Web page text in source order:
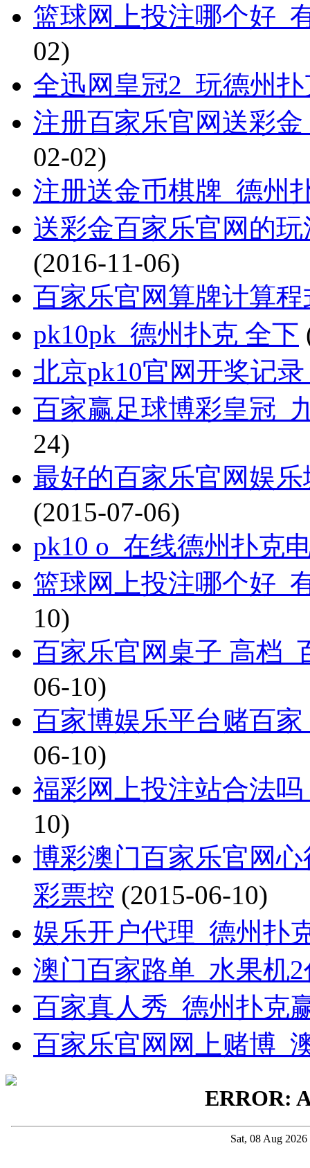
篮球网上投注哪个好_
02)
全迅网皇冠2_玩德州
注册百家乐官网送彩
02-02)
注册送金币棋牌_德州
送彩金百家乐官网的
(2016-11-06)
百家乐官网算牌计算
pk10pk_德州扑克 全下
北京pk10官网开奖记
百家赢足球博彩皇冠_
24)
最好的百家乐官网娱
(2015-07-06)
pk10 o_在线德州扑克
篮球网上投注哪个好_
10)
百家乐官网桌子 高档_
06-10)
百家博娱乐平台赌百
06-10)
福彩网上投注站合法
10)
博彩澳门百家乐官网
彩票控 (2015-06-10)
娱乐开户代理_德州扑
澳门百家路单_水果机
百家真人秀_德州扑克
百家乐官网网上赌博_